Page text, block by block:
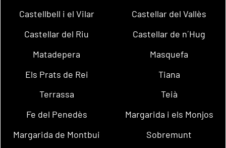
Castellbell i el Vilar
Castellar del Vallès
Castellar del Riu
Castellar de n´Hug
Matadepera
Masquefa
Els Prats de Rei
Tiana
Terrassa
Teià
Fe del Penedès
Margarida i els Monjos
Margarida de Montbui
Sobremunt